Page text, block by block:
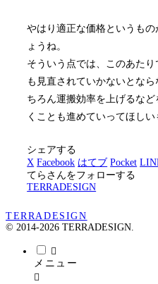
やはり適正な価格というもの
ょうね。
そういう点では、このあた
も見直されていかないとなら
ちろん運搬効率を上げるな
くことも進めていってほしい
シェアする
X Facebook はてブ Pocket
てらさんをフォローする
TERRADESIGN
TERRADESIGN
© 2014-2026 TERRADESIGN.
メニュー